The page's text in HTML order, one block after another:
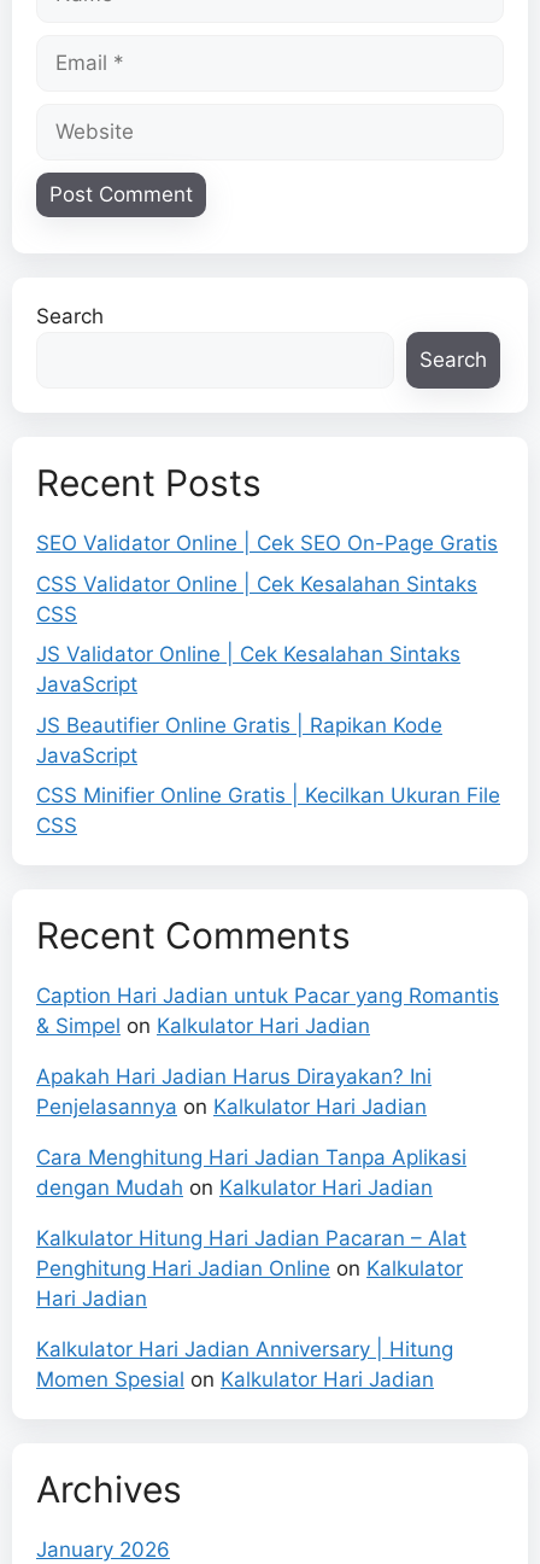
Email
Website
Search
Search
Recent Posts
SEO Validator Online | Cek SEO On-Page Gratis
CSS Validator Online | Cek Kesalahan Sintaks
CSS
JS Validator Online | Cek Kesalahan Sintaks
JavaScript
JS Beautifier Online Gratis | Rapikan Kode
JavaScript
CSS Minifier Online Gratis | Kecilkan Ukuran File
CSS
Recent Comments
Caption Hari Jadian untuk Pacar yang Romantis
& Simpel on Kalkulator Hari Jadian
Apakah Hari Jadian Harus Dirayakan? Ini
Penjelasannya on Kalkulator Hari Jadian
Cara Menghitung Hari Jadian Tanpa Aplikasi
dengan Mudah on Kalkulator Hari Jadian
Kalkulator Hitung Hari Jadian Pacaran – Alat
Penghitung Hari Jadian Online on Kalkulator
Hari Jadian
Kalkulator Hari Jadian Anniversary | Hitung
Momen Spesial on Kalkulator Hari Jadian
Archives
January 2026